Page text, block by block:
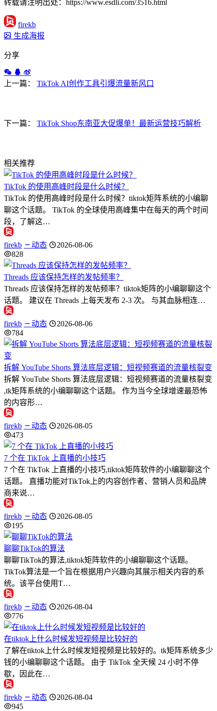
转载请注明出处：https://www.esdli.com/3516.html
firekb
生成海报
分享
上一篇： TikTok AI创作工具引爆流量新风口
下一篇： TikTok Shop东南亚大促爆单！最新运营技巧解析
相关推荐
TikTok 的使用高峰时段是什么时候？
TikTok 的使用高峰时段是什么时候？tiktok矩阵系统的小编聊
聊这个话题。 TikTok 的全球使用高峰集中在每天的两个时间
段，了解这…
firekb 动态
2026-08-06
828
Threads 应该保持怎样的发帖频率？
Threads 应该保持怎样的发帖频率？tiktok矩阵的小编聊聊这个
话题。 建议在 Threads 上每天发布 2-3 次。 与其血脉相连…
firekb 动态
2026-08-06
784
拆解 YouTube Shorts 算法底层逻辑：短视频赛道的流量核裂变
拆解 YouTube Shorts 算法底层逻辑：短视频赛道的流量核裂变
,tk矩阵系统的小编聊聊这个话题。 作为当今全球增速最恐怖
的内容形…
firekb 动态
2026-08-05
473
7 个在 TikTok 上直播的小技巧
7 个在 TikTok 上直播的小技巧,tiktok矩阵软件的小编聊聊这个
话题。 直播功能对TikTok上的内容创作者、营销人员和品牌
商来说…
firekb 动态
2026-08-05
195
聊聊TikTok的算法
聊聊TikTok的算法,tiktok矩阵软件的小编聊聊这个话题。
TikTok算法是一个旨在根据用户兴趣向其展示相关内容的系
统。该平台使用T…
firekb 动态
2026-08-04
776
在tiktok上什么时候发短视频是比较好的
了解在tiktok上什么时候发短视频是比较好的。tk矩阵系统多少
钱的小编聊聊这个话题。 由于 TikTok 全天候 24 小时不停
歇，因此在…
firekb 动态
2026-08-04
945